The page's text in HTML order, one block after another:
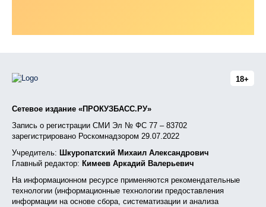
18+
Сетевое издание «ПРОКУЗБАСС.РУ»
Запись о регистрации СМИ Эл № ФС 77 – 83702
зарегистрировано Роскомнадзором 29.07.2022
Учредитель: Шкуропатский Михаил Александрович
Главный редактор: Кимеев Аркадий Валерьевич
На информационном ресурсе применяются рекомендательные
технологии (информационные технологии предоставления
информации на основе сбора, систематизации и анализа